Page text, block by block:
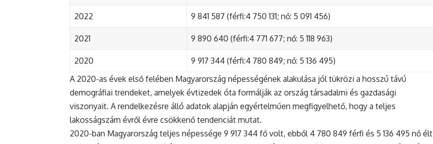
2022 9 841 587 (férfi:4 750 131; nő: 5 091 456)
2021 9 890 640 (férfi:4 771 677; nő: 5 118 963)
2020
9 917 344 (férfi:4 780 849; nő: 5 136 495)
A 2020-as évek első felében Magyarország népességének alakulása jól tükrözi a hosszú távú
demográfiai trendeket, amelyek évtizedek óta formálják az ország társadalmi és gazdasági
viszonyait. A rendelkezésre álló adatok alapján egyértelműen megfigyelhető, hogy a teljes
lakosságszám évről évre csökkenő tendenciát mutat.
2020-ban Magyarország teljes népessége 9 917 344 fő volt, ebből 4 780 849 férfi és 5 136 495 nő élt